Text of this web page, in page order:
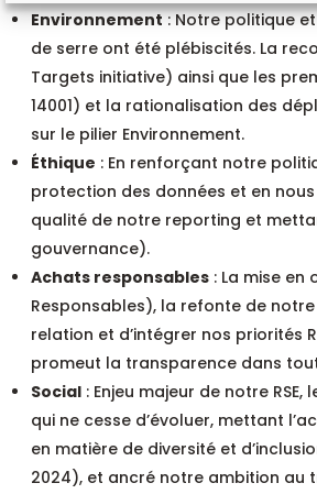
Environnement: Notre politique
de serre ont été plébiscités. La
Targets initiative) ainsi que les
14001) et la rationalisation des
sur le pilier Environnement.
Éthique : En renforçant notre
protection des données et en
qualité de notre reporting et
gouvernance).
Achats responsables: La mise en
Responsables), la refonte de
relation et d’intégrer nos priorités
promeut la transparence dans
Social: Enjeu majeur de notre
qui ne cesse d’évoluer, mettant
en matière de diversité et
2024), et ancré notre ambition au